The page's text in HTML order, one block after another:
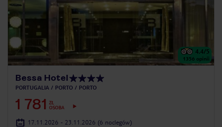
4.4/5
1356 opinii
Bessa Hotel
PORTUGALIA PORTO PORTO
1 781
ZŁ
OSOBA
17.11.2026 - 23.11.2026 (6 noclegów)